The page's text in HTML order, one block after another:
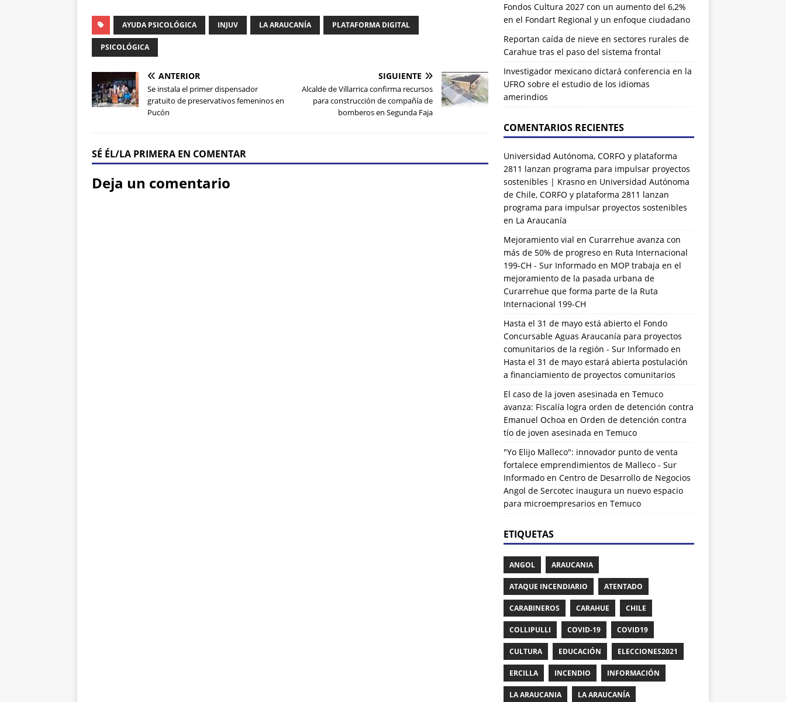
AYUDA PSICOLÓGICA INJUV LA ARAUCANÍA PLATAFORMA DIGITAL
PSICOLÓGICA
ANTERIOR
Se instala el primer dispensador
gratuito de preservativos femeninos en
Pucón
SIGUIENTE
Alcalde de Villarrica confirma recursos
para construcción de compañía de
bomberos en Segunda Faja
SÉ ÉL/LA PRIMERA EN COMENTAR
Deja un comentario
Fondos Cultura 2027 con un aumento del 6,2%
en el Fondart Regional y un enfoque ciudadano
Reportan caída de nieve en sectores rurales de
Carahue tras el paso del sistema frontal
Investigador mexicano dictará conferencia en la
UFRO sobre el estudio de los idiomas
amerindios
COMENTARIOS RECIENTES
Universidad Autónoma, CORFO y plataforma
2811 lanzan programa para impulsar proyectos
sostenibles | Krasnoen Universidad Autónoma
de Chile, CORFO y plataforma 2811 lanzan
programa para impulsar proyectos sostenibles
en La Araucanía
Mejoramiento vial en Curarrehue avanza con
más de 50% de progreso en Ruta Internacional
199-CH - Sur Informadoen MOP trabaja en el
mejoramiento de la pasada urbana de
Curarrehue que forma parte de la Ruta
Internacional 199-CH
Hasta el 31 de mayo está abierto el Fondo
Concursable Aguas Araucanía para proyectos
comunitarios de la región - Sur Informadoen
Hasta el 31 de mayo estará abierta postulación
a financiamiento de proyectos comunitarios
El caso de la joven asesinada en Temuco
avanza: Fiscalía logra orden de detención contra
Emanuel Ochoa en Orden de detención contra
tío de joven asesinada en Temuco
"Yo Elijo Malleco": innovador punto de venta
fortalece emprendimientos de Malleco - Sur
Informadoen Centro de Desarrollo de Negocios
Angol de Sercotec inaugura un nuevo espacio
para microempresarios en Temuco
ETIQUETAS
ANGOL ARAUCANIA
ATAQUE INCENDIARIO ATENTADO
CARABINEROS CARAHUE CHILE
COLLIPULLI COVID-19 COVID19
CULTURA EDUCACIÓN ELECCIONES2021
ERCILLA INCENDIO INFORMACIÓN
LA ARAUCANIA LA ARAUCANÍA